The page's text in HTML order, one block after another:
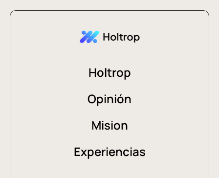
Holtrop
Opinión
Mision
Experiencias